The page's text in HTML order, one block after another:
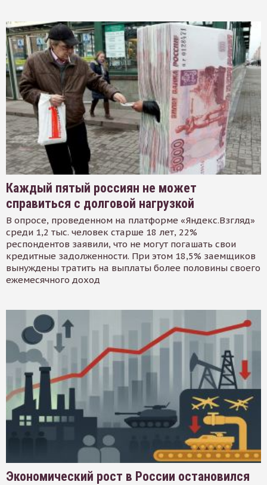
Каждый пятый россиян не может
справиться с долговой нагрузкой
В опросе, проведенном на платформе «Яндекс.Взгляд»
среди 1,2 тыс. человек старше 18 лет, 22%
респондентов заявили, что не могут погашать свои
кредитные задолженности. При этом 18,5% заемщиков
вынуждены тратить на выплаты более половины своего
ежемесячного доход
Экономический рост в России остановился